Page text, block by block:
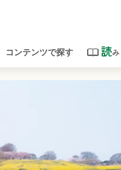
コンテンツで探す 読